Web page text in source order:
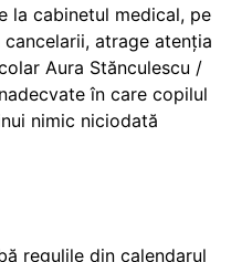
la cabinetul medical, pe
cancelarii, atrage atenția
Aura Stănculescu /
în care copilul
nimic niciodată
regulile din calendarul